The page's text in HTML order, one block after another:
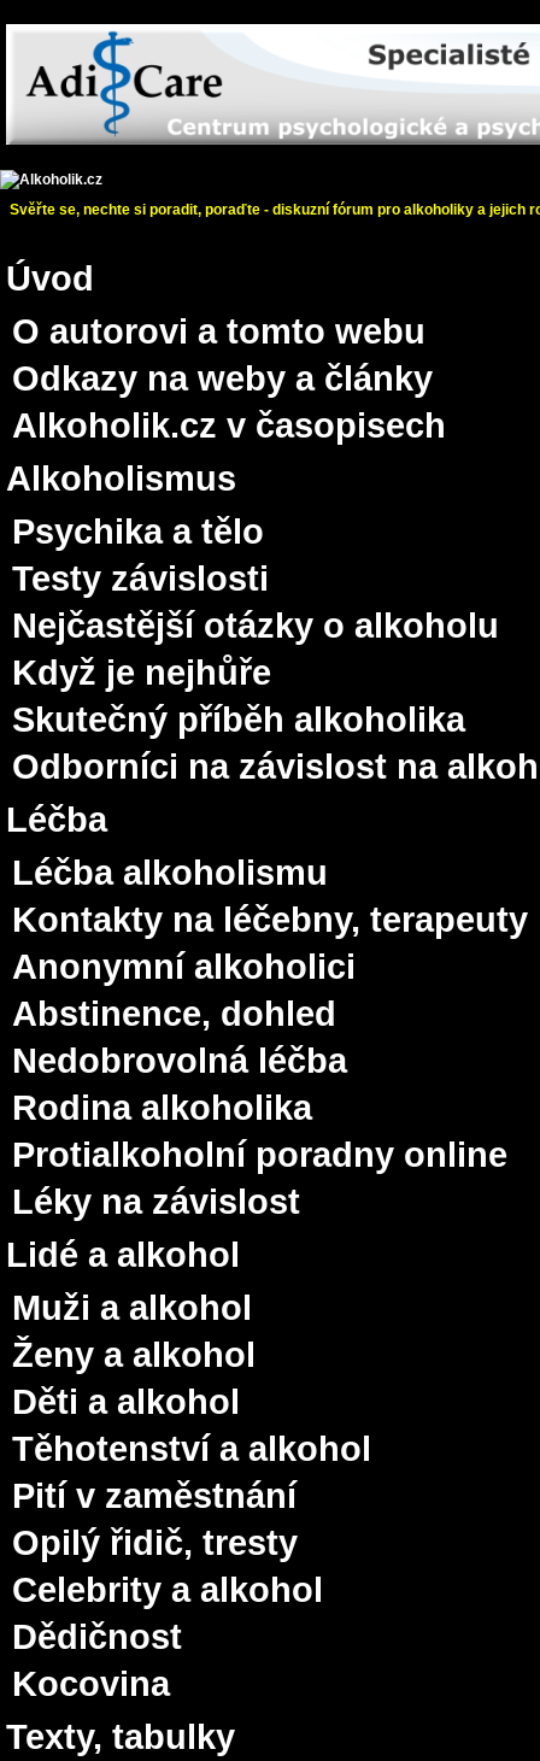
Svěřte se, nechte si poradit, poraďte - diskuzní fórum pro alkoholiky a jejich
Úvod
O autorovi a tomto webu
Odkazy na weby a články
Alkoholik.cz v časopisech
Alkoholismus
Psychika a tělo
Testy závislosti
Nejčastější otázky o alkoholu
Když je nejhůře
Skutečný příběh alkoholika
Odborníci na závislost na
Léčba
Léčba alkoholismu
Kontakty na léčebny, terapeuty
Anonymní alkoholici
Abstinence, dohled
Nedobrovolná léčba
Rodina alkoholika
Protialkoholní poradny online
Léky na závislost
Lidé a alkohol
Muži a alkohol
Ženy a alkohol
Děti a alkohol
Těhotenství a alkohol
Pití v zaměstnání
Opilý řidič, tresty
Celebrity a alkohol
Dědičnost
Kocovina
Texty, tabulky